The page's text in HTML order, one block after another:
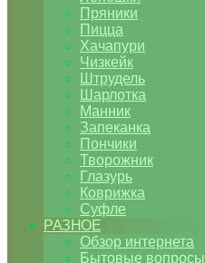
Пряники
Пицца
Хачапури
Чизкейк
Штрудель
Шарлотка
Манник
Запеканка
Пончики
Творожник
Глазурь
Коврижка
Суфле
РАЗНОЕ
Обзор интернета
Бытовые вопросы